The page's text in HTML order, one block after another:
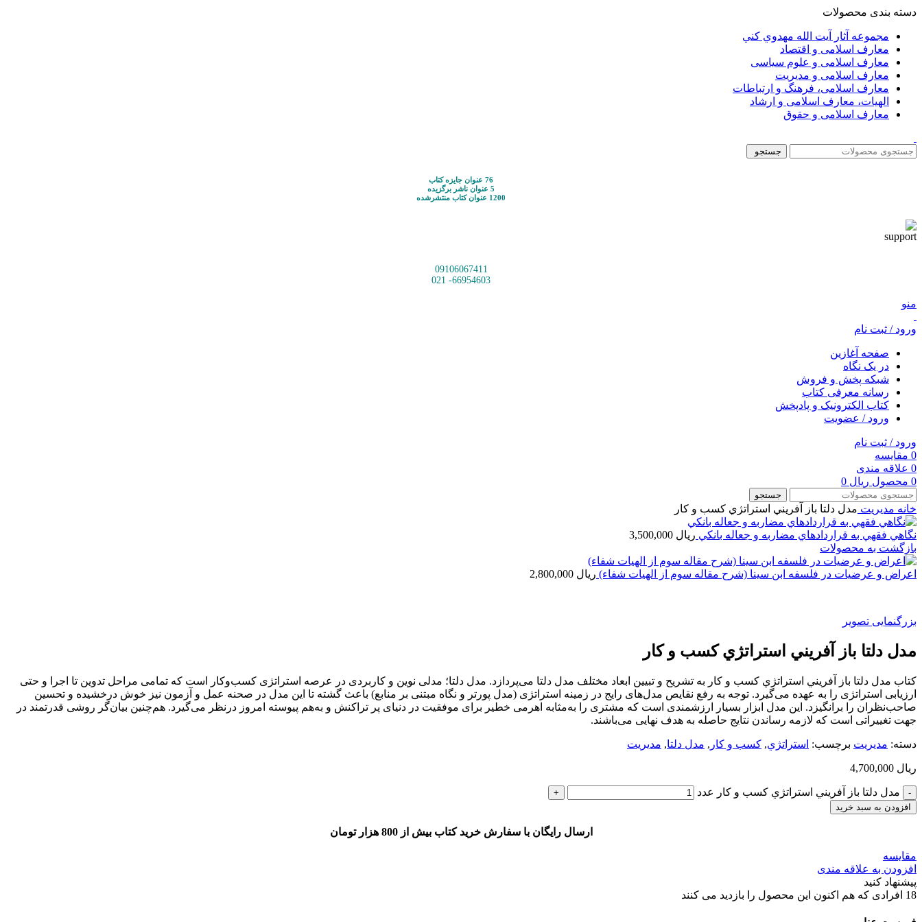
دسته بندی محصولات
مجموعه آثار آيت الله مهدوي كني
معارف اسلامی و اقتصاد
معارف اسلامی و علوم سیاسی
معارف اسلامی و مدیریت
معارف اسلامی، فرهنگ و ارتباطات
الهیات، معارف اسلامی و ارشاد
معارف اسلامی و حقوق
جستجو
76 عنوان جایزه کتاب
5 عنوان ناشر برگزیده
1200 عنوان کتاب منتشرشده
09106067411
66954603- 021
منو
ورود / ثبت نام
صفحه آغازین
در یک نگاه
شبکه پخش و فروش
رسانه معرفی کتاب
کتاب الکترونیک و پادپخش
ورود / عضویت
ورود / ثبت نام
0 مقایسه
0 علاقه مندی
0 محصول ریال
جستجو
خانه مديريت مدل دلتا باز آفريني استراتژي كسب و كار
نگاهي فقهي به قراردادهاي مضاربه و جعاله بانكي ریال
بازگشت به محصولات
اعراض و عرضيات در فلسفه ابن سينا (شرح مقاله سوم از الهيات شفاء) ریال
بزرگنمایی تصویر
مدل دلتا باز آفريني استراتژي كسب و كار
کتاب مدل دلتا باز آفريني استراتژي كسب و كار به تشریح و تبیین ابعاد مختلف مدل دلتا می‌پردازد. مدل دلتا؛ مدلی نوین و کاربردی در عرصه استراتژی کسب‌وکار است که تمامی مراحل تدوین تا اجرا و حتی
ارزیابی استراتژی را به عهده می‌گیرد. توجه به رفع نقایص مدل‌های رایج در زمینه استراتژی (مدل پورتر و نگاه مبتنی بر منابع) باعث گشته تا این مدل در صحنه عمل و آزمون نیز خوش درخشیده و تحسین‌
صاحب‌نظران را برانگیزد. اين مدل ابزار بسیار ارزشمندی است که مشتری را به‌مثابه اهرمی خطیر برای موفقیت در دنیای پر تراکنش و به‌هم‌ پیوسته امروز درنظر می‌گیرد. هم‌چنین بیان‌گر روشی قدرتمند در
جهت تغییراتی است که لازمه رساندن نتایج حاصله به هدف نهایی می‌باشند.
دسته: مديريت برچسب: استراتژي, كسب و كار , مدل دلتا, مديريت
ریال
مدل دلتا باز آفريني استراتژي كسب و كار عدد
افزودن به سبد خرید
ارسال رایگان با سفارش خرید کتاب بیش از 800 هزار تومان
مقایسه
افزودن به علاقه مندی
پیشنهاد کنید
18 افرادی که هم اکنون این محصول را بازدید می کنند